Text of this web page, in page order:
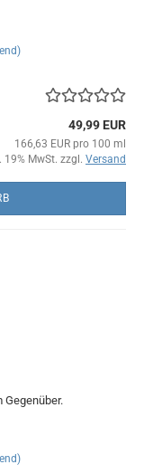
49,99 EUR
166,63 EUR pro 100 ml
19% MwSt. zzgl. Versand